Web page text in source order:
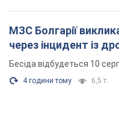
МЗС Болгарії
через інцидент із
Бесіда відбудеться 10
4 години тому 6,5 т.